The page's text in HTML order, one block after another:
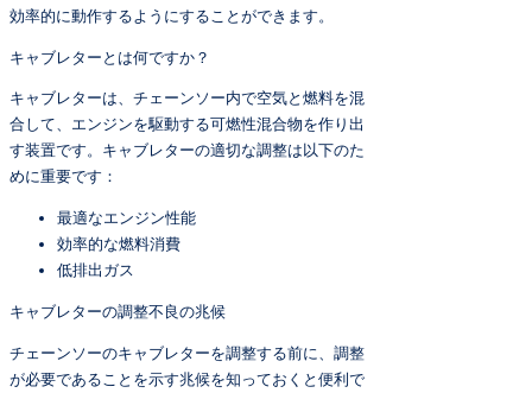
効率的に動作するようにすることができます。
キャブレターとは何ですか？
キャブレターは、チェーンソー内で空気と燃料を混
合して、エンジンを駆動する可燃性混合物を作り出
す装置です。キャブレターの適切な調整は以下のた
めに重要です：
最適なエンジン性能
効率的な燃料消費
低排出ガス
キャブレターの調整不良の兆候
チェーンソーのキャブレターを調整する前に、調整
が必要であることを示す兆候を知っておくと便利で